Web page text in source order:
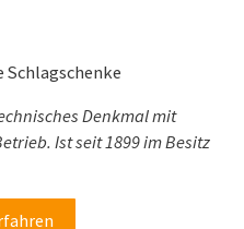
Schlagschenke
Denkmal mit
Ist seit 1899 im Besitz